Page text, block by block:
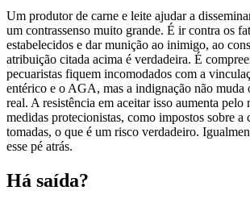
Um produtor de carne e leite ajudar a
um contrassenso muito grande. É ir contra os
estabelecidos e dar munição ao inimigo, ao
atribuição citada acima é verdadeira. É
pecuaristas fiquem incomodados com a
entérico e o AGA, mas a indignação não muda
real. A resistência em aceitar isso aumenta pelo
medidas protecionistas, como impostos sobre a
tomadas, o que é um risco verdadeiro.
esse pé atrás.
Há saída?